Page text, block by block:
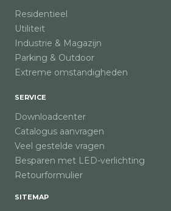
Residentieel
Utiliteit
Industrie & Magazijn
Parking & Outdoor
Extreme omstandigheden
SERVICE
Downloadcenter
Catalogus aanvragen
Veel gestelde vragen
Besparen met LED-verlichting
Retourformulier
SITEMAP